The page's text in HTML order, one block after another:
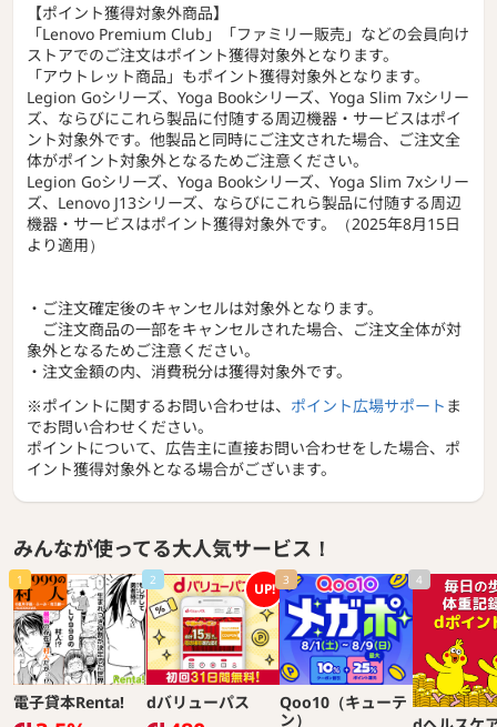
【ポイント獲得対象外商品】
「Lenovo Premium Club」「ファミリー販売」などの会員向け
ストアでのご注文はポイント獲得対象外となります。
「アウトレット商品」もポイント獲得対象外となります。
Legion Goシリーズ、Yoga Bookシリーズ、Yoga Slim 7xシリー
ズ、ならびにこれら製品に付随する周辺機器・サービスはポイ
ント対象外です。他製品と同時にご注文された場合、ご注文全
体がポイント対象外となるためご注意ください。
Legion Goシリーズ、Yoga Bookシリーズ、Yoga Slim 7xシリー
ズ、Lenovo J13シリーズ、ならびにこれら製品に付随する周辺
機器・サービスはポイント獲得対象外です。（2025年8月15日
より適用）
・ご注文確定後のキャンセルは対象外となります。
ご注文商品の一部をキャンセルされた場合、ご注文全体が対
象外となるためご注意ください。
・注文金額の内、消費税分は獲得対象外です。
※ポイントに関するお問い合わせは、 ポイント広場サポート ま
でお問い合わせください。
ポイントについて、広告主に直接お問い合わせをした場合、ポ
イント獲得対象外となる場合がございます。
みんなが使ってる大人気サービス！
1
電子貸本Renta!
2 UP!
dバリューパス
3
Qoo10（キューテ
ン）
4